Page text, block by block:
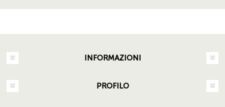
INFORMAZIONI
PROFILO